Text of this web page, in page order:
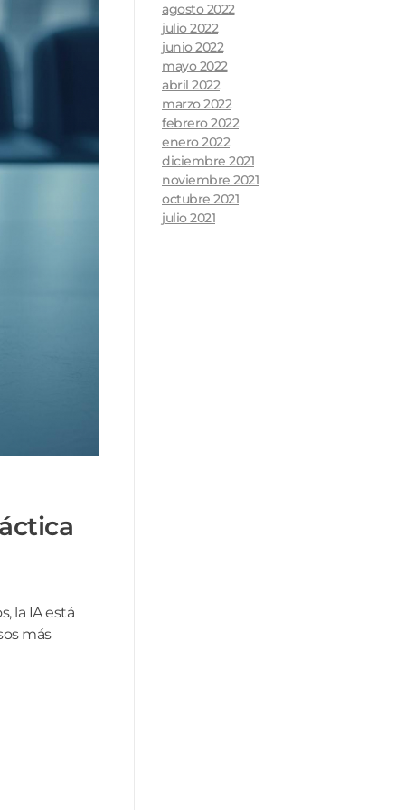
la IA está
más
agosto 2022
julio 2022
junio 2022
mayo 2022
abril 2022
marzo 2022
febrero 2022
enero 2022
diciembre 2021
noviembre 2021
octubre 2021
julio 2021